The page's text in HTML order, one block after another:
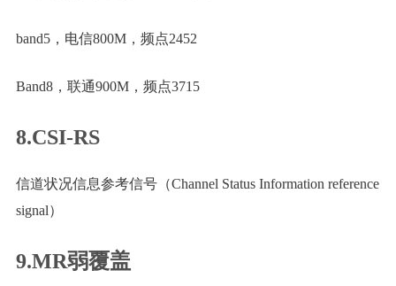
band5，电信800M，频点2452
Band8，联通900M，频点3715
8.CSI-RS
信道状况信息参考信号（Channel Status Information reference
signal）
9.MR弱覆盖